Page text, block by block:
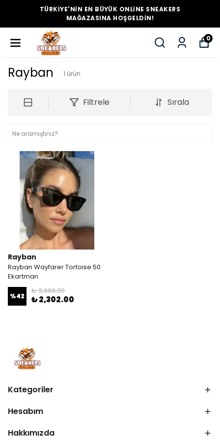
TÜRKİYE'NİN EN BÜYÜK ONLİNE SNEAKERS
MAĞAZASINA HOŞGELDİN!
0
Rayban 1 ürün
Filtrele Sırala
Rayban
Rayban Wayfarer Tortoise 50
Ekartman
%42
₺ 3,999.00
₺ 2,302.00
Kategoriler
Hesabım
Hakkımızda